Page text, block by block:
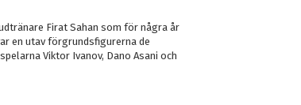
Firat Sahan som för några år
en utav förgrundsfigurerna de
Viktor Ivanov, Dano Asani och